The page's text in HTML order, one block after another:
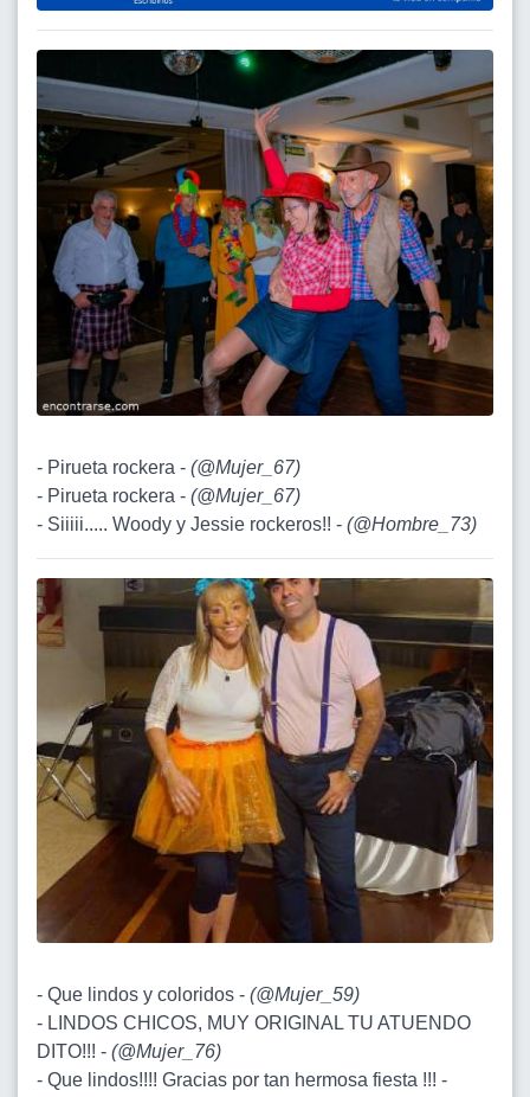
- Pirueta rockera - (@Mujer_67)
- Pirueta rockera - (@Mujer_67)
- Siiiii..... Woody y Jessie rockeros!! - (@Hombre_73)
- Que lindos y coloridos - (@Mujer_59)
- LINDOS CHICOS, MUY ORIGINAL TU ATUENDO
DITO!!! - (@Mujer_76)
- Que lindos!!!! Gracias por tan hermosa fiesta !!! -